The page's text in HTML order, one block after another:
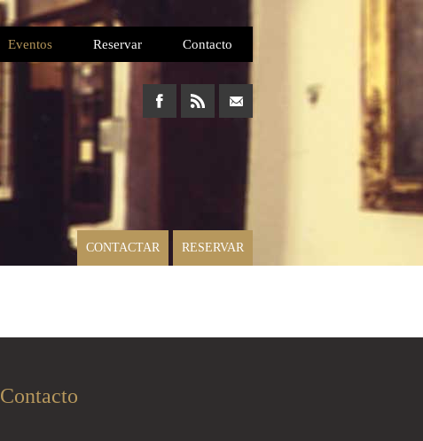
Eventos Reservar Contacto
CONTACTAR RESERVAR
Contacto